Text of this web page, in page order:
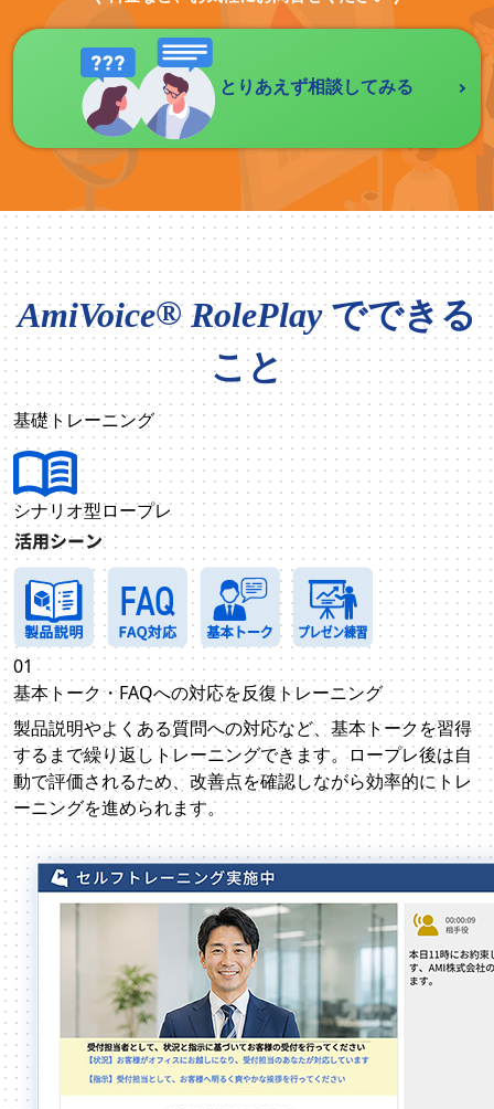
とりあえず相談してみる
AmiVoice®RolePlayでできる
こと
基礎トレーニング
シナリオ型ロープレ
01
基本トーク・FAQへの対応を反復トレーニング
製品説明やよくある質問への対応など、基本トークを習得
するまで繰り返しトレーニングできます。ロープレ後は自
動で評価されるため、改善点を確認しながら効率的にトレ
ーニングを進められます。